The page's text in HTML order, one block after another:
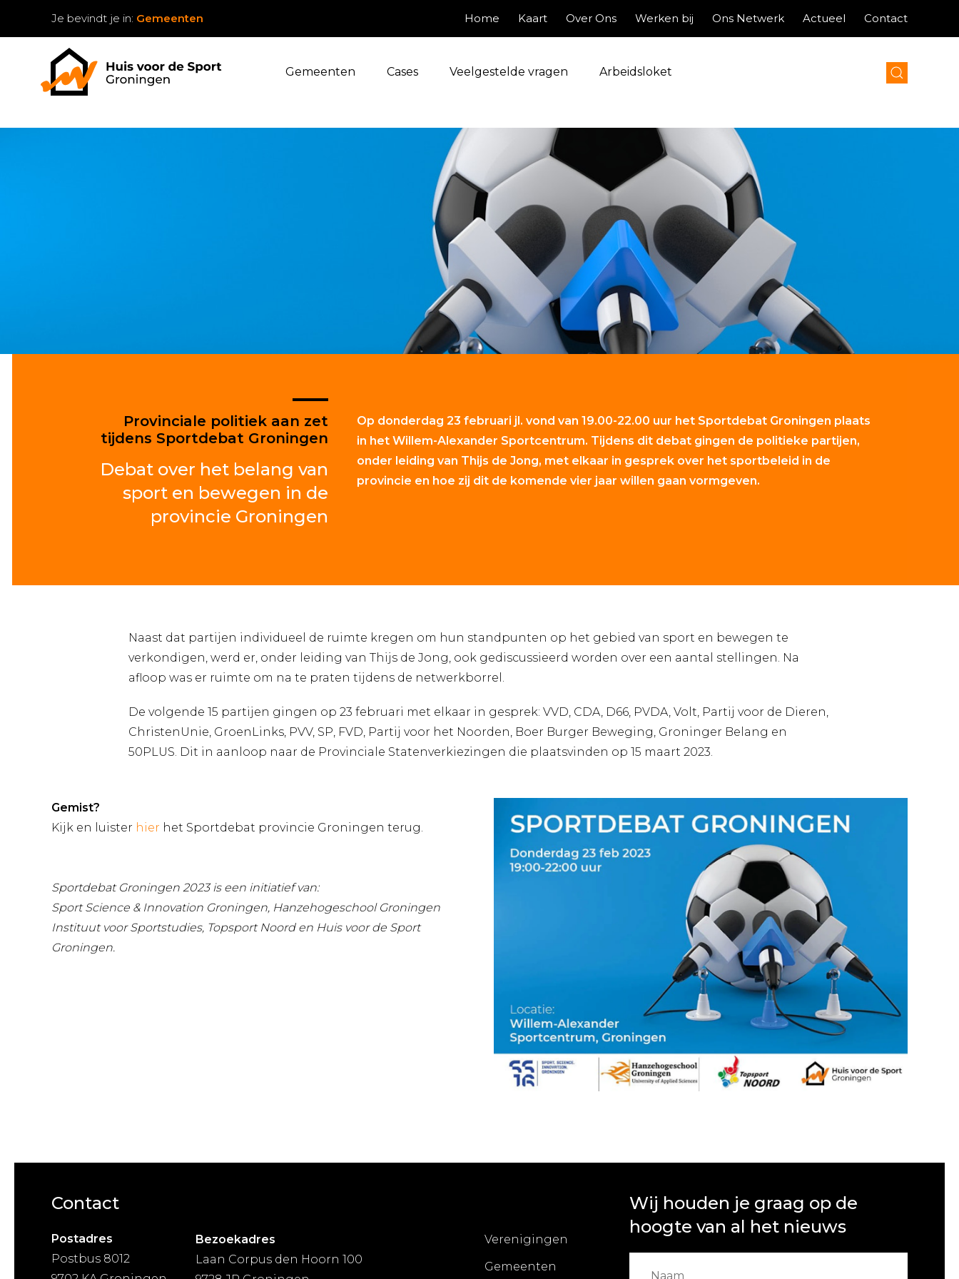
Je bevindt je in: Gemeenten Home Kaart Over Ons Werken bij Ons Netwerk Actueel Contact
Gemeenten Cases Veelgestelde vragen Arbeidsloket
Provinciale politiek aan zet
tijdens Sportdebat Groningen
Debat over het belang van
sport en bewegen in de
provincie Groningen
Op donderdag 23 februari jl. vond van 19.00-22.00 uur het Sportdebat Groningen plaats
in het Willem-Alexander Sportcentrum. Tijdens dit debat gingen de politieke partijen,
onder leiding van Thijs de Jong, met elkaar in gesprek over het sportbeleid in de
provincie en hoe zij dit de komende vier jaar willen gaan vormgeven.
Naast dat partijen individueel de ruimte kregen om hun standpunten op het gebied van sport en bewegen te
verkondigen, werd er, onder leiding van Thijs de Jong, ook gediscussieerd worden over een aantal stellingen. Na
afloop was er ruimte om na te praten tijdens de netwerkborrel.
De volgende 15 partijen gingen op 23 februari met elkaar in gesprek: VVD, CDA, D66, PVDA, Volt, Partij voor de Dieren,
ChristenUnie, GroenLinks, PVV, SP, FVD, Partij voor het Noorden, Boer Burger Beweging, Groninger Belang en
50PLUS. Dit in aanloop naar de Provinciale Statenverkiezingen die plaatsvinden op 15 maart 2023.
Gemist?
Kijk en luister hier het Sportdebat provincie Groningen terug.
Sportdebat Groningen 2023 is een initiatief van:
Sport Science & Innovation Groningen, Hanzehogeschool Groningen
Instituut voor Sportstudies, Topsport Noord en Huis voor de Sport
Groningen.
Contact
Postadres
Postbus 8012
Bezoekadres
Laan Corpus den Hoorn 100
Verenigingen
Gemeenten
Wij houden je graag op de
hoogte van al het nieuws